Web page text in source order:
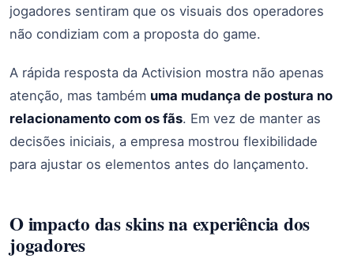
jogadores sentiram que os visuais dos operadores
não condiziam com a proposta do game.
A rápida resposta da Activision mostra não apenas
atenção, mas também uma mudança de postura no
relacionamento com os fãs. Em vez de manter as
decisões iniciais, a empresa mostrou flexibilidade
para ajustar os elementos antes do lançamento.
O impacto das skins na experiência dos
jogadores